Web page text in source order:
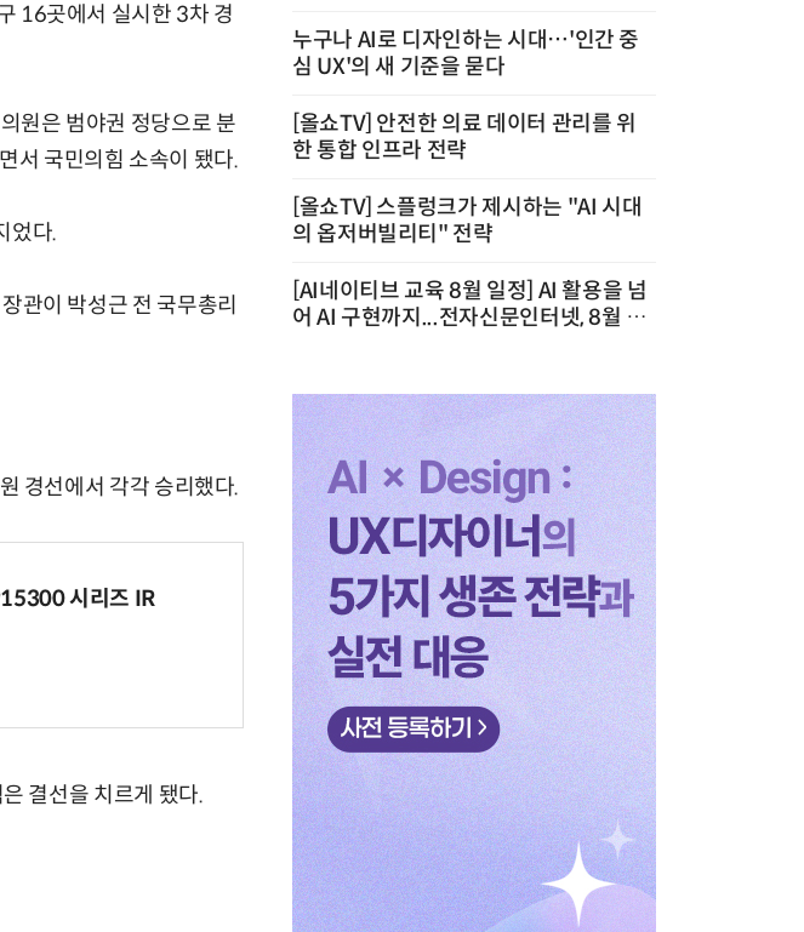
16곳에서 실시한 3차 경
원은 범야권 정당으로 분
서 국민의힘 소속이 됐다.
었다.
관이 박성근 전 국무총리
경선에서 각각 승리했다.
시리즈 IR
결선을 치르게 됐다.
누구나 AI로 디자인하는 시대…'인간 중
심 UX'의 새 기준을 묻다
[올쇼TV] 안전한 의료 데이터 관리를 위
한 통합 인프라 전략
[올쇼TV] 스플렁크가 제시하는 "AI 시대
의 옵저버빌리티" 전략
[AI네이티브 교육 8월 일정] AI 활용을 넘
어 AI 구현까지...전자신문인터넷, 8월 실